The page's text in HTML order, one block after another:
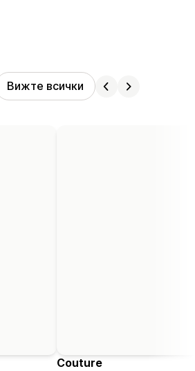
Вижте всички
Couture